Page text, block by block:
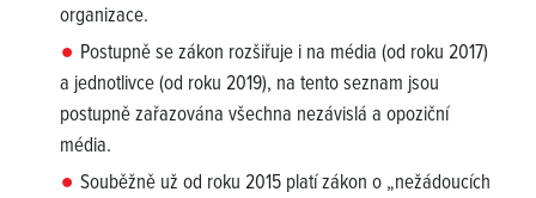
organizace.
Postupně se zákon rozšiřuje i na média (od roku 2017)
a jednotlivce (od roku 2019), na tento seznam jsou
postupně zařazována všechna nezávislá a opoziční
média.
Souběžně už od roku 2015 platí zákon o „nežádoucích